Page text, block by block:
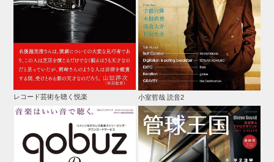
レコード芸術を聴く悦楽 小室哲哉 読音2